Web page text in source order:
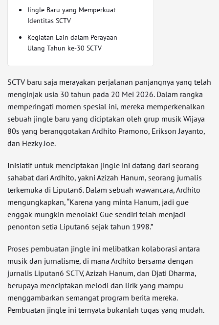
Jingle Baru yang Memperkuat
Identitas SCTV
Kegiatan Lain dalam Perayaan
Ulang Tahun ke-30 SCTV
SCTV baru saja merayakan perjalanan panjangnya yang telah
menginjak usia 30 tahun pada 20 Mei 2026. Dalam rangka
memperingati momen spesial ini, mereka memperkenalkan
sebuah jingle baru yang diciptakan oleh grup musik Wijaya
80s yang beranggotakan Ardhito Pramono, Erikson Jayanto,
dan Hezky Joe.
Inisiatif untuk menciptakan jingle ini datang dari seorang
sahabat dari Ardhito, yakni Azizah Hanum, seorang jurnalis
terkemuka di Liputan6. Dalam sebuah wawancara, Ardhito
mengungkapkan, “Karena yang minta Hanum, jadi gue
enggak mungkin menolak! Gue sendiri telah menjadi
penonton setia Liputan6 sejak tahun 1998.”
Proses pembuatan jingle ini melibatkan kolaborasi antara
musik dan jurnalisme, di mana Ardhito bersama dengan
jurnalis Liputan6 SCTV, Azizah Hanum, dan Djati Dharma,
berupaya menciptakan melodi dan lirik yang mampu
menggambarkan semangat program berita mereka.
Pembuatan jingle ini ternyata bukanlah tugas yang mudah.